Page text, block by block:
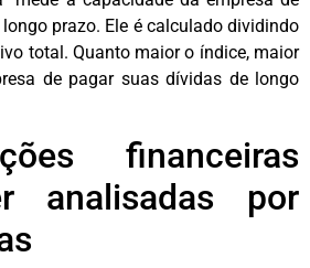
prazo. Ele é calculado dividindo
total. Quanto maior o índice, maior
de pagar suas dívidas de longo
financeiras
analisadas por